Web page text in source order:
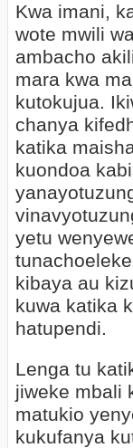
Kwa imani,
wote mwili
ambacho
mara kwa
kutokujua.
chanya
katika
kuondoa
yetu
kibaya au
kuwa katika
hatupendi.
Lenga tu
jiweke mbali
matukio
kukufanya